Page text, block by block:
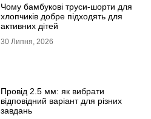
Чому бамбукові труси-шорти для
хлопчиків добре підходять для
активних дітей
30 Липня, 2026
Провід 2.5 мм: як вибрати
відповідний варіант для різних
завдань